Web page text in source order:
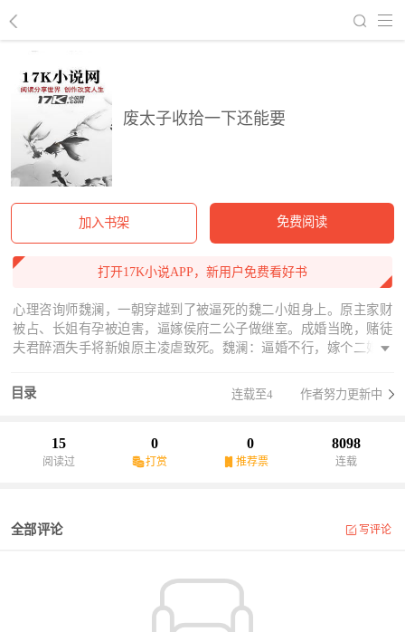
废太子收拾一下还能要
加入书架 免费阅读
打开17K小说APP，新用户免费看好书
心理咨询师魏澜，一朝穿越到了被逼死的魏二小姐身上。原主家财
被占、长姐有孕被迫害，逼嫁侯府二公子做继室。成婚当晚，赌徒
夫君醉酒失手将新娘原主凌虐致死。魏澜：逼婚不行，嫁个二婚的
番风云过后，这群古人的心理被她“教导”的比她还现代化。原本
————云奉霄：“我不娶商户女。”魏澜：“太好了，废太子悔婚，
姐夫谈和离。”魏澜：“……三思啊长姐。”好闺蜜：“澜儿说的对，我
出诊治病，府里门早早下钥，夫君分明是不支持我。我叫他睡书房
高点：“……你得负责任啊！”魏澜：她怎么反被一个古人拿捏了？
目录 连载至4 作者努力更新中
15
阅读过
0
打赏
0
推荐票
8098
连载
全部评论 写评论